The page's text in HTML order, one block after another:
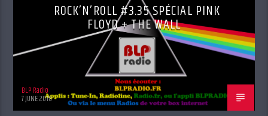
ROCK’N’ROLL #3.35 SPÉCIAL PINK
FLOYD + THE WALL
BLP Radio
7 JUNE 2018